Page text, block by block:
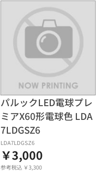
パルックLED電球プレ
ミアX60形電球色 LDA
7LDGSZ6
LDA7LDGSZ6
￥3,000
参考税込 ￥3,300